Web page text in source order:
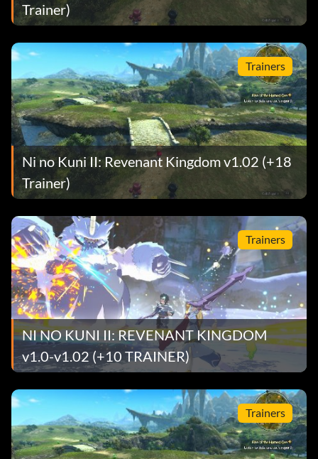
Trainer)
Trainers
Ni no Kuni II: Revenant Kingdom v1.02 (+18
Trainer)
Trainers
NI NO KUNI II: REVENANT KINGDOM
v1.0-v1.02 (+10 TRAINER)
Trainers